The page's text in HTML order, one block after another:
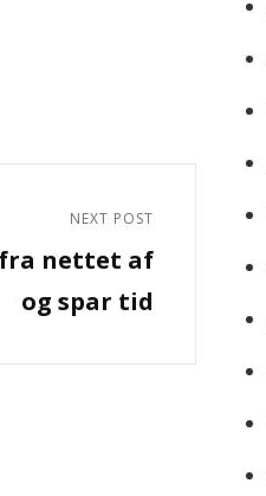
NEXT POST
nettet af
og spar tid